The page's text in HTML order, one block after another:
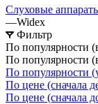
Слуховые
—Widex
Фильтр
По популярности
По популярности
По популярности
По цене (сначала
По цене (сначала